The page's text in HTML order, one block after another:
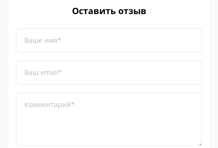
Оставить отзыв
Ваше имя*
Ваш email*
Комментарий*